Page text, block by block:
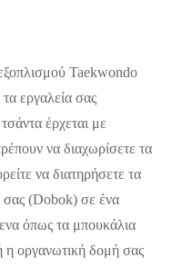
Taekwondo
τα εργαλεία σας
έρχεται με
να διαχωρίσετε τα
να διατηρήσετε τα
σας (Dobok) σε ένα
όπως τα μπουκάλια
η οργανωτική δομή σας